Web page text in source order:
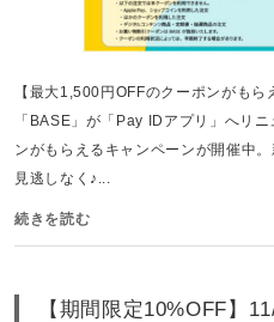
【最大1,500円OFFのクーポンがもら
「BASE」が「Pay IDアプリ」へリ
ンがもらえるキャンペーンが開催中
見逃しなく♪...
続きを読む
【期間限定10%OFF】